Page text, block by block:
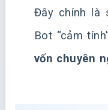
Đây chính là
Bot “cảm
vốn chuyên